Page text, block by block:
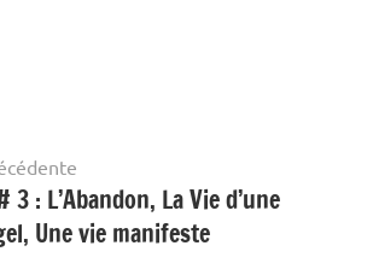
3 : L’Abandon, La Vie d’une
Une vie manifeste